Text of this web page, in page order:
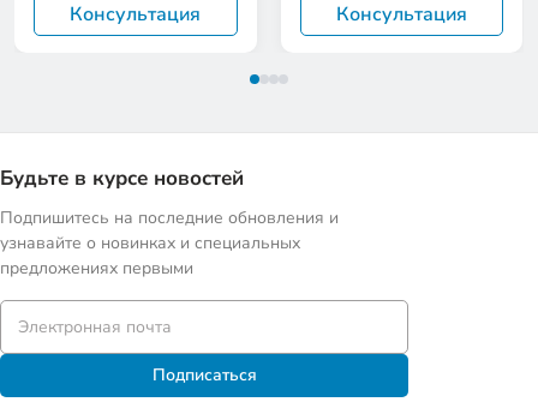
Консультация Консультация
Будьте в курсе новостей
Подпишитесь на последние обновления и
узнавайте о новинках и специальных
предложениях первыми
Подписаться